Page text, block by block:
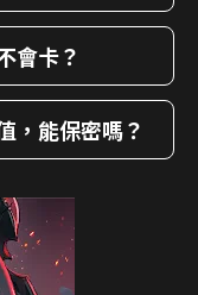
會卡？
，能保密嗎？